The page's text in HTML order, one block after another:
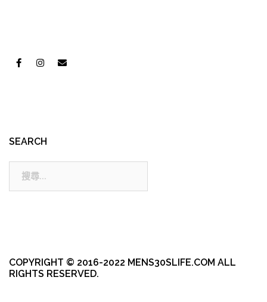
SEARCH
COPYRIGHT © 2016-2022 MENS30SLIFE.COM ALL
RIGHTS RESERVED.